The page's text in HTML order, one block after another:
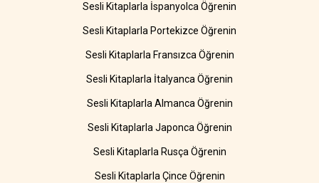
Sesli Kitaplarla İspanyolca Öğrenin
Sesli Kitaplarla Portekizce Öğrenin
Sesli Kitaplarla Fransızca Öğrenin
Sesli Kitaplarla İtalyanca Öğrenin
Sesli Kitaplarla Almanca Öğrenin
Sesli Kitaplarla Japonca Öğrenin
Sesli Kitaplarla Rusça Öğrenin
Sesli Kitaplarla Çince Öğrenin